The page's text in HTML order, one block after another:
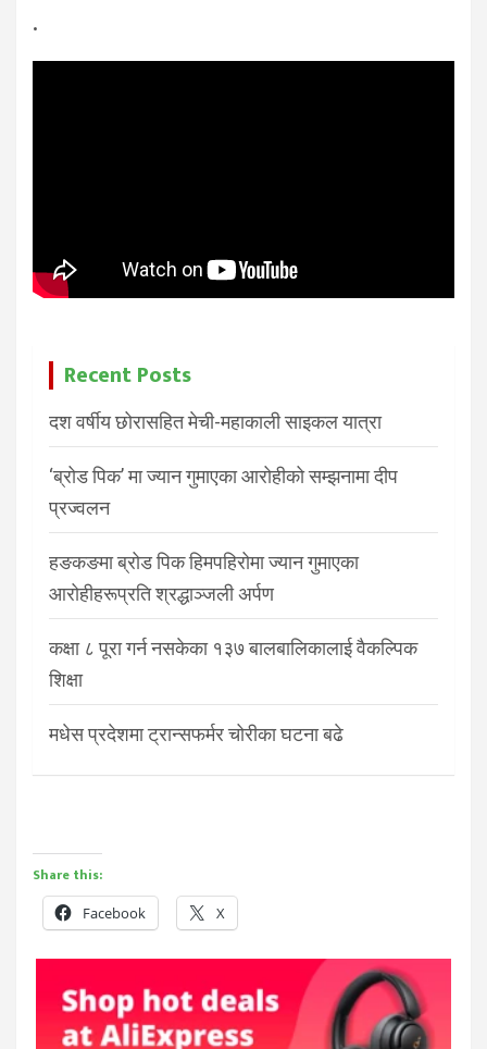
.
Recent Posts
दश वर्षीय छोरासहित मेची-महाकाली साइकल यात्रा
‘ब्रोड पिक’ मा ज्यान गुमाएका आरोहीको सम्झनामा दीप
प्रज्वलन
हङकङमा ब्रोड पिक हिमपहिरोमा ज्यान गुमाएका
आरोहीहरूप्रति श्रद्धाञ्जली अर्पण
कक्षा ८ पूरा गर्न नसकेका १३७ बालबालिकालाई वैकल्पिक
शिक्षा
मधेस प्रदेशमा ट्रान्सफर्मर चोरीका घटना बढे
Share this:
Facebook X